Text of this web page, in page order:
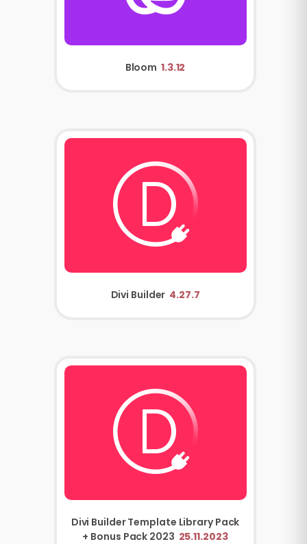
Bloom 1.3.12
Divi Builder 4.27.7
Divi Builder Template Library Pack
+ Bonus Pack 2023 25.11.2023